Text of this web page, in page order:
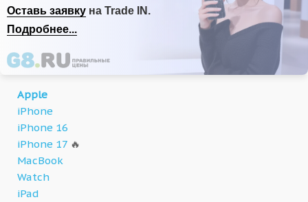
Оставь заявку на Trade IN.
Подробнее...
Apple
iPhone
iPhone 16
iPhone 17 🔥
MacBook
Watch
iPad